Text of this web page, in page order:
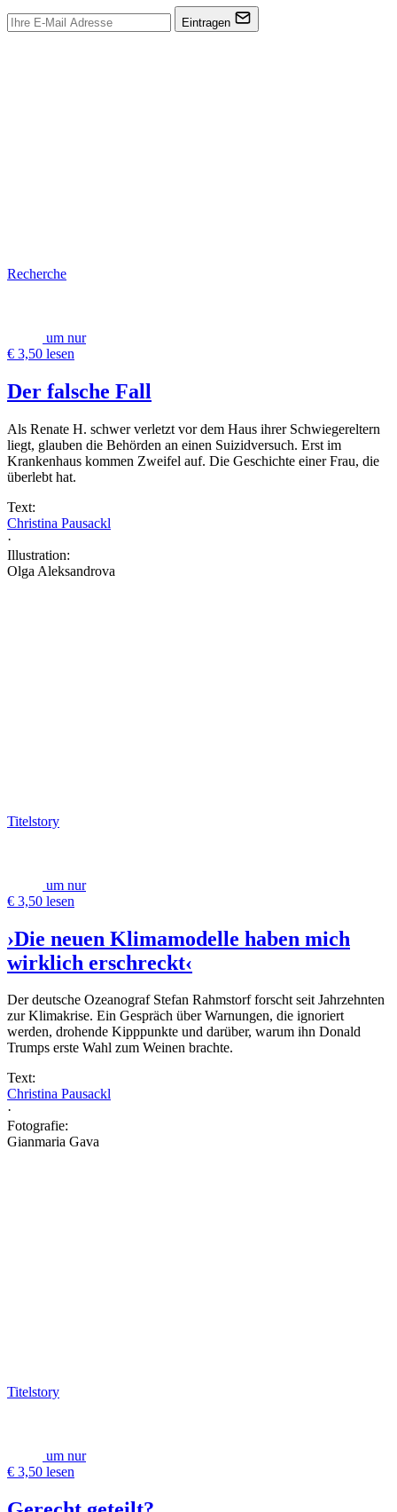
Eintragen
Recherche
um nur
€ 3,50 lesen
Der falsche Fall
Als Renate H. schwer verletzt vor dem Haus ihrer Schwiegereltern
liegt, glauben die Behörden an einen Suizidversuch. Erst im
Krankenhaus kommen Zweifel auf. Die Geschichte einer Frau, die
überlebt hat.
Text:
Christina Pausackl
·
Illustration:
Olga Aleksandrova
Titelstory
um nur
€ 3,50 lesen
›Die neuen Klimamodelle haben mich
wirklich erschreckt‹
Der deutsche Ozeanograf Stefan Rahmstorf forscht seit Jahrzehnten
zur Klimakrise. Ein Gespräch über Warnungen, die ignoriert
werden, drohende Kipppunkte und darüber, warum ihn Donald
Trumps erste Wahl zum Weinen brachte.
Text:
Christina Pausackl
·
Fotografie:
Gianmaria Gava
Titelstory
um nur
€ 3,50 lesen